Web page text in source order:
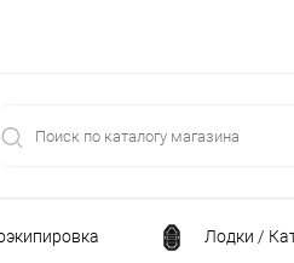
Лодки /